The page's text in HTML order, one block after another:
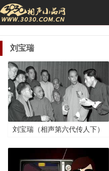
刘宝瑞
刘宝瑞（相声第六代传人下）